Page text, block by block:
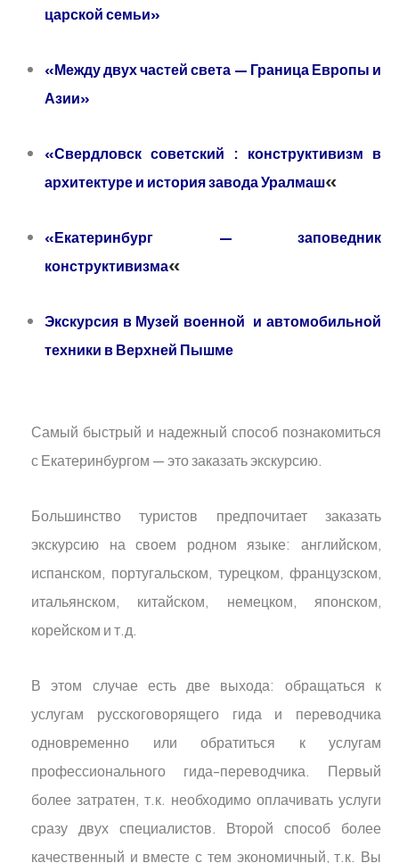
царской семьи»
«Между двух частей света — Граница Европы и
Азии»
«Свердловск советский : конструктивизм в
архитектуре и история завода Уралмаш«
«Екатеринбург — заповедник
конструктивизма«
Экскурсия в Музей военной и автомобильной
техники в Верхней Пышме
Самый быстрый и надежный способ познакомиться
с Екатеринбургом — это заказать экскурсию.
Большинство туристов предпочитает заказать
экскурсию на своем родном языке: английском,
испанском, португальском, турецком, французском,
итальянском, китайском, немецком, японском,
корейском и т.д.
В этом случае есть две выхода: обращаться к
услугам русскоговорящего гида и переводчика
одновременно или обратиться к услугам
профессионального гида-переводчика. Первый
более затратен, т.к. необходимо оплачивать услуги
сразу двух специалистов. Второй способ более
качественный и вместе с тем экономичный, т.к. Вы